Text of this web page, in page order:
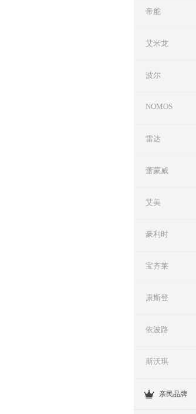
帝舵
艾米龙
波尔
NOMOS
雷达
蕾蒙威
艾美
豪利时
宝齐莱
康斯登
依波路
斯沃琪
亲民品牌